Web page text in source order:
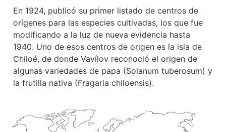
En 1924, publicó su primer listado de centros de
orígenes para las especies cultivadas, los que fue
modificando a la luz de nueva evidencia hasta
1940. Uno de esos centros de origen es la isla de
Chiloé, de donde Vavílov reconoció el origen de
algunas variedades de papa (Solanum tuberosum) y
la frutilla nativa (Fragaria chiloensis).